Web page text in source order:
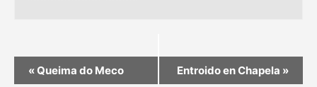
«Queima do Meco Entroido en Chapela »